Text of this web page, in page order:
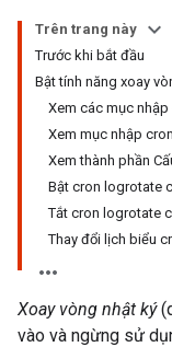
Trên trang này
Trước khi bắt đầu
Bật tính năng xoay
Xem các mục
Xem mục nhập
Xem thành phần
Bật cron logrotate
Tắt cron logrotate
Thay đổi lịch biểu
Xoay vòng nhật ký
vào và ngừng sử